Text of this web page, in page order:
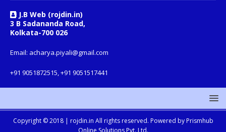
J.B Web (rojdin.in)
3 B Sadananda Road,
Kolkata-700 026
Email: acharya.piyali@gmail.com
+91 9051872515, +91 9051517441
Copyright © 2018 | rojdin.in All rights reserved. Powered by Prismhub